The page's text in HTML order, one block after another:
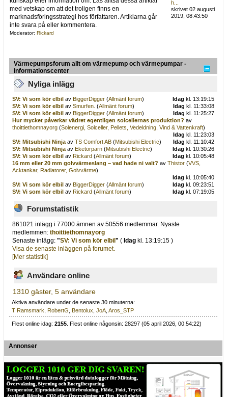
med vetskap om att det troligen finns en
marknadsföringsstrategi hos författaren. Artiklarna går
inte svara på eller kommentera.
Moderator: Rickard
h...
skrivet 02 augusti
2019, 08:43:50
Värmepumpsforum allt om värmepump och värmepumpar -
Informationscenter
Nyliga inlägg
SV: Vi som kör elbilav BiggerDigger(Allmänt forum) Idag kl. 13:19:15
SV: Vi som kör elbilav Smurfen. (Allmänt forum) Idag kl. 11:33:08
SV: Vi som kör elbilav BiggerDigger(Allmänt forum) Idag kl. 11:25:27
Hur mycket påverkar vädret egentligen solcellernas produktion? av
thoittiethomnayorg(Solenergi, Solceller, Pellets, Vedeldning, Vind & Vattenkraft)
Idag kl. 11:23:03
SV: Mitsubishi Ninjaav TS Comfort AB(Mitsubishi Electric) Idag kl. 11:10:42
SV: Mitsubishi Ninjaav Eketorparn(Mitsubishi Electric) Idag kl. 10:30:26
SV: Vi som kör elbilav Rickard(Allmänt forum) Idag kl. 10:05:48
16 mm eller 20 mm golvvärmeslang – vad hade ni valt? av Thistor(VVS,
Acktankar, Radiatorer, Golvvärme)
Idag kl. 10:05:40
SV: Vi som kör elbilav BiggerDigger(Allmänt forum) Idag kl. 09:23:51
SV: Vi som kör elbilav Rickard(Allmänt forum) Idag kl. 07:19:05
Forumstatistik
861021 inlägg i 77000 ämnen av 50556 medlemmar. Nyaste
medlemmen:thoittiethomnayorg
Senaste inlägg:"SV: Vi som kör elbil" ( Idag kl. 13:19:15 )
Visa de senaste inläggen på forumet.
[Mer statistik]
Användare online
1310 gäster, 5 användare
Aktiva användare under de senaste 30 minuterna:
T Ramsmark, RobertG, Bentolux,JoA,Aros_STP
Flest online idag:2155 . Flest online någonsin: 28297 (05 april 2026, 00:54:22)
Annonser